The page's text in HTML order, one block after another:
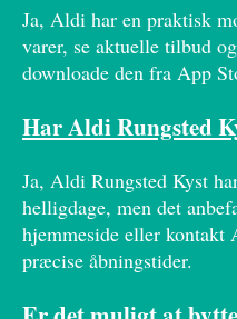
Ja, Aldi har en praktisk
varer, se aktuelle tilbud
downloade den fra App
Har Aldi Rungsted
Ja, Aldi Rungsted Kyst
helligdage, men det
hjemmeside eller
præcise åbningstider.